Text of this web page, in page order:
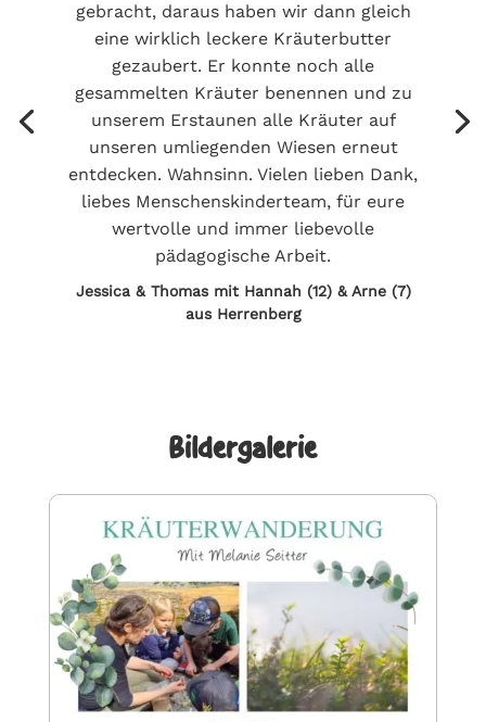
gebracht, daraus haben wir dann gleich
eine wirklich leckere Kräuterbutter
gezaubert. Er konnte noch alle
gesammelten Kräuter benennen und zu
unserem Erstaunen alle Kräuter auf
unseren umliegenden Wiesen erneut
entdecken. Wahnsinn. Vielen lieben Dank,
liebes Menschenskinderteam, für eure
wertvolle und immer liebevolle
pädagogische Arbeit.
Jessica & Thomas mit Hannah (12) & Arne (7)
aus Herrenberg
Bildergalerie